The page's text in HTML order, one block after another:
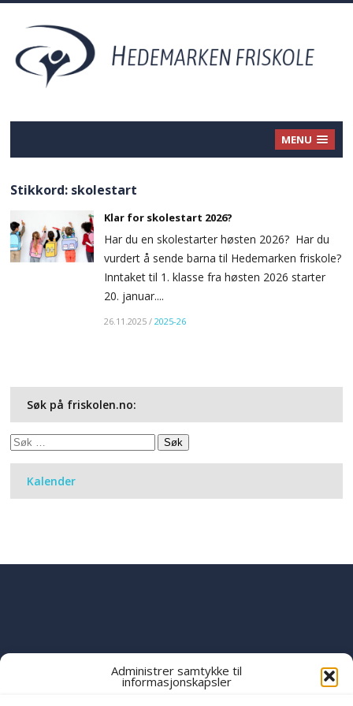
Administrer samtykke til
informasjonskapsler
MENU
Stikkord: skolestart
Klar for skolestart 2026?
Har du en skolestarter høsten 2026? Har du
vurdert å sende barna til Hedemarken friskole?
Inntaket til 1. klasse fra høsten 2026 starter
20. januar....
26.11.2025 /2025-26
Søk på friskolen.no:
Søk
Kalender